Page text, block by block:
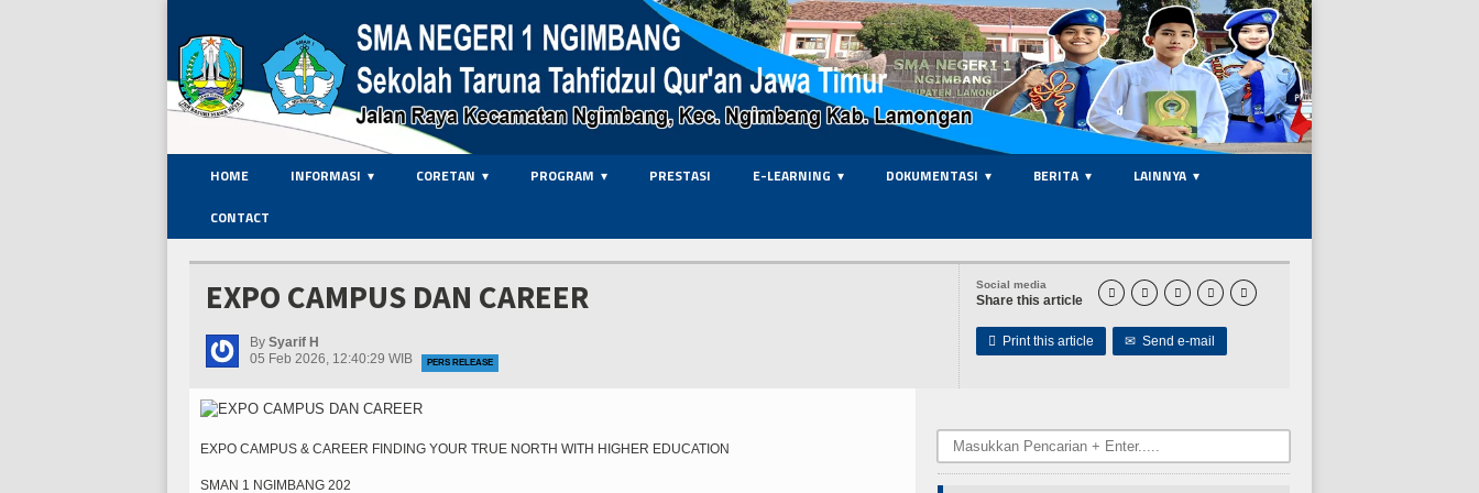
HOME INFORMASI CORETAN PROGRAM PRESTASI E-LEARNING DOKUMENTASI BERITA
LAINNYA
CONTACT
Social media
Share this article     
 Print this article ✉ Send e-mail
EXPO CAMPUS DAN CAREER
By Syarif H
05 Feb 2026, 12:40:29 WIB
PERS RELEASE
EXPO CAMPUS & CAREER FINDING YOUR TRUE NORTH WITH HIGHER EDUCATION
SMAN 1 NGIMBANG 202